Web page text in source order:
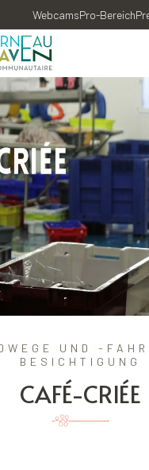
WebcamsPro-Bereich
UND -
BESICHTIGUNG
CAFÉ-CRIÉE